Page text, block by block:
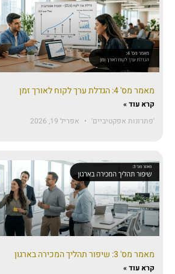
מאמר מס' 4: הגדלת ערך לקוח לאורך זמן
קרא עוד »
'פתרונות אפקטיביים'
אפריל 19, 2026
מאמר מס' 3: שיפור תהליך המכירה בארגון
קרא עוד »